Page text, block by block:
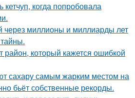
кетчуп, когда попробовала
через миллионы и миллиарды лет
район, который кажется ошибкой
сахару самым жарким местом на
бьёт собственные рекорды.